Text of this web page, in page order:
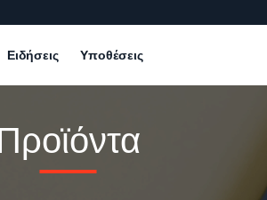
Ειδήσεις Υποθέσεις